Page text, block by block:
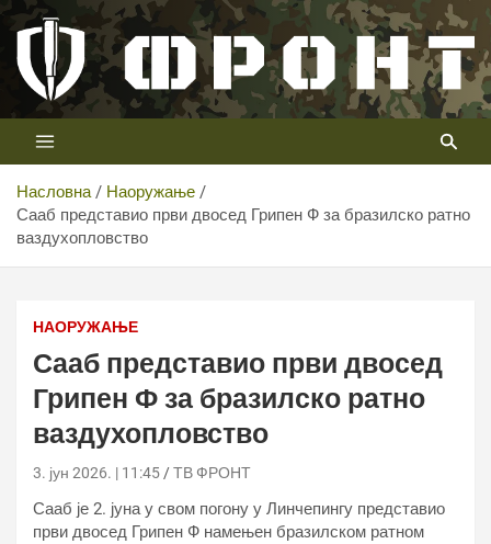
Скип
цонтент
Телевизија ФРОНТ
Први војни канал у Србији
Насловна
Наоружање
Сааб представио први двосед Грипен Ф за бразилско ратно
ваздухопловство
НАОРУЖАЊЕ
Сааб представио први двосед
Грипен Ф за бразилско ратно
ваздухопловство
3. јун 2026. | 11:45 ТВ ФРОНТ
Сааб је 2. јуна у свом погону у Линчепингу представио
први двосед Грипен Ф намењен бразилском ратном